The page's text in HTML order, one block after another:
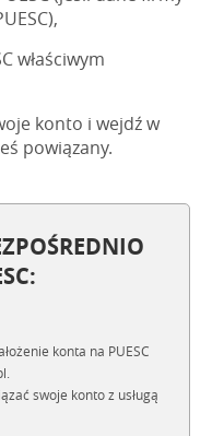
właściwym
konto i wejdź w
powiązany.
konta na PUESC
swoje konto z usługą